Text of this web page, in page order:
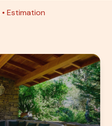
Estimation